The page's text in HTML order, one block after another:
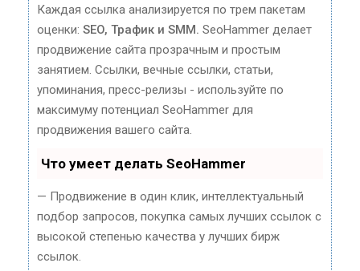
Каждая ссылка анализируется по трем пакетам
оценки: SEO, Трафик и SMM. SeoHammer делает
продвижение сайта прозрачным и простым
занятием. Ссылки, вечные ссылки, статьи,
упоминания, пресс-релизы - используйте по
максимуму потенциал SeoHammer для
продвижения вашего сайта.
Что умеет делать SeoHammer
— Продвижение в один клик, интеллектуальный
подбор запросов, покупка самых лучших ссылок с
высокой степенью качества у лучших бирж
ссылок.